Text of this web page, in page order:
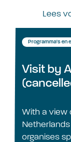
Lees
Programma's en
Visit by
With a view
organises